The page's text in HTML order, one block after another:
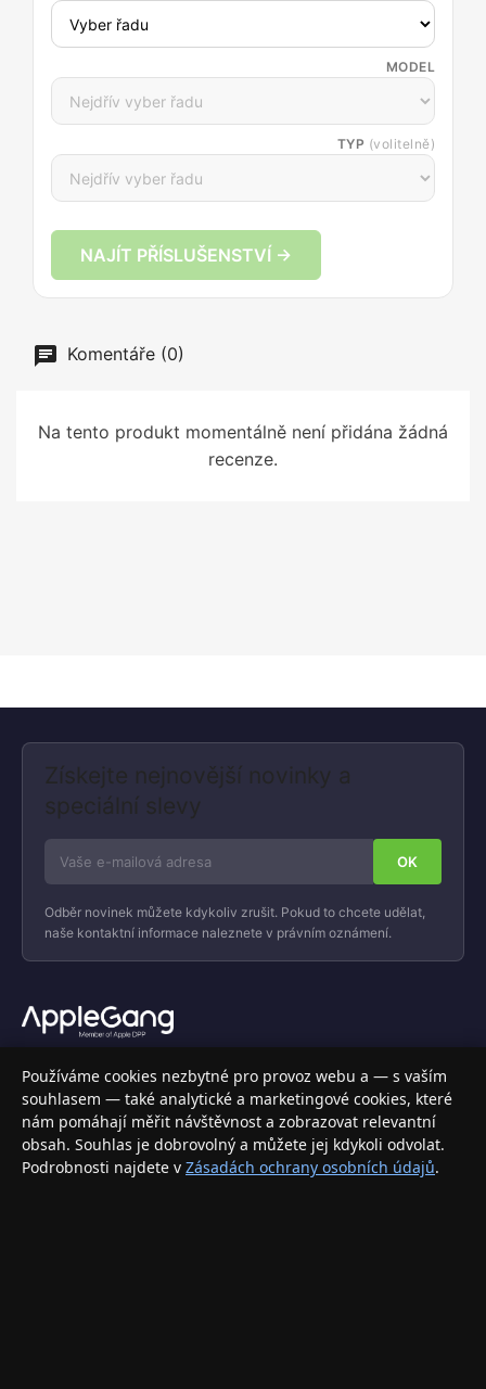
MODEL
TYP (volitelně)
NAJÍT PŘÍSLUŠENSTVÍ →
Komentáře (0)
Na tento produkt momentálně není přidána žádná
recenze.
Získejte nejnovější novinky a
speciální slevy
Odběr novinek můžete kdykoliv zrušit. Pokud to chcete udělat,
naše kontaktní informace naleznete v právním oznámení.
Váš specializovaný obchod s Apple produkty, příslušenstvím a
elektronikou. Nakupujte bezpečně a s jistotou.
INFORMACE
Doprava a doručení
Používáme cookies nezbytné pro provoz webu a — s vaším
souhlasem — také analytické a marketingové cookies, které
nám pomáhají měřit návštěvnost a zobrazovat relevantní
obsah. Souhlas je dobrovolný a můžete jej kdykoli odvolat.
Podrobnosti najdete v Zásadách ochrany osobních údajů.